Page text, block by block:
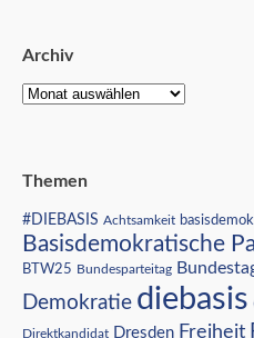
Archiv
Themen
#DIEBASIS Achtsamkeit
Basisdemokratische
BTW25 Bundesparteitag
Demokratie diebasis
Direktkandidat Dresden Freiheit